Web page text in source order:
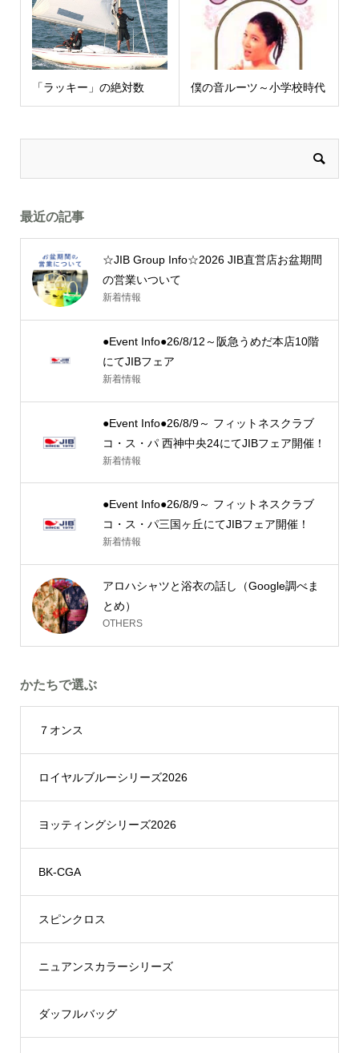
「ラッキー」の絶対数 僕の音ルーツ～小学校時代
最近の記事
☆JIB Group Info☆2026 JIB直営店お盆期間
の営業いついて
新着情報
●Event Info●26/8/12～阪急うめだ本店10階
にてJIBフェア
新着情報
●Event Info●26/8/9～ フィットネスクラブ
コ・ス・パ 西神中央24にてJIBフェア開催！
新着情報
●Event Info●26/8/9～ フィットネスクラブ
コ・ス・パ三国ヶ丘にてJIBフェア開催！
新着情報
アロハシャツと浴衣の話し（Google調べま
とめ）
OTHERS
かたちで選ぶ
７オンス
ロイヤルブルーシリーズ2026
ヨッティングシリーズ2026
BK-CGA
スピンクロス
ニュアンスカラーシリーズ
ダッフルバッグ